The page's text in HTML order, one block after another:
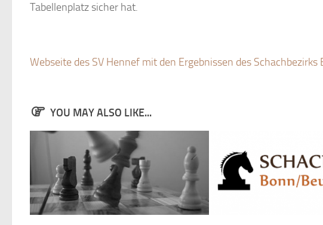
Tabellenplatz sicher hat.
Webseite des SV Hennef mit den Ergebnissen des
YOU MAY ALSO LIKE...